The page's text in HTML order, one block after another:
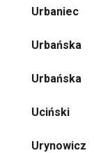
Urbaniec
Urbańska
Urbańska
Uciński
Urynowicz